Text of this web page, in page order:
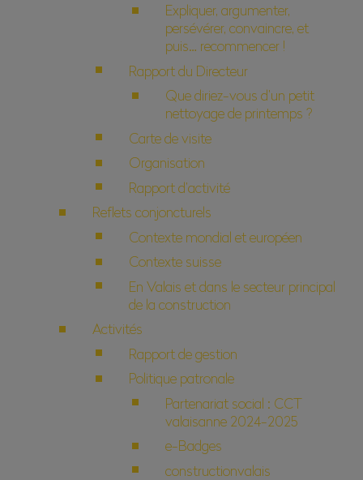
Expliquer, argumenter,
persévérer, convaincre, et
puis… recommencer !
Rapport du Directeur
Que diriez-vous d’un petit
nettoyage de printemps ?
Carte de visite
Organisation
Rapport d’activité
Reflets conjoncturels
Contexte mondial et européen
Contexte suisse
En Valais et dans le secteur principal
de la construction
Activités
Rapport de gestion
Politique patronale
Partenariat social : CCT
valaisanne 2024-2025
e-Badges
constructionvalais